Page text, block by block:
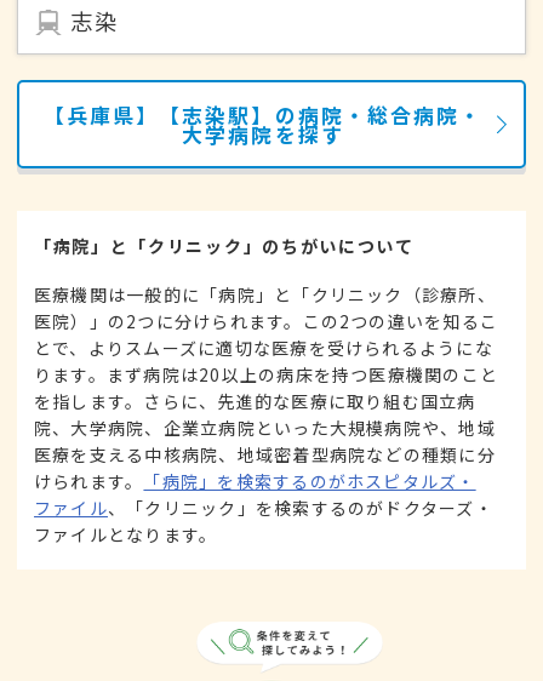
志染
【兵庫県】【志染駅】の病院・総合病院・
大学病院を探す
「病院」と「クリニック」のちがいについて
医療機関は一般的に「病院」と「クリニック（診療所、
医院）」の2つに分けられます。この2つの違いを知るこ
とで、よりスムーズに適切な医療を受けられるようにな
ります。まず病院は20以上の病床を持つ医療機関のこと
を指します。さらに、先進的な医療に取り組む国立病
院、大学病院、企業立病院といった大規模病院や、地域
医療を支える中核病院、地域密着型病院などの種類に分
けられます。
「病院」を検索するのがホスピタルズ・
ファイル、「クリニック」を検索するのがドクターズ・
ファイルとなります。